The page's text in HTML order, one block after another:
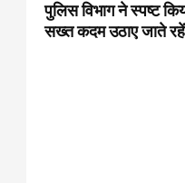
पुलिस विभाग ने स्पष्ट
सख्त कदम उठाए जाते